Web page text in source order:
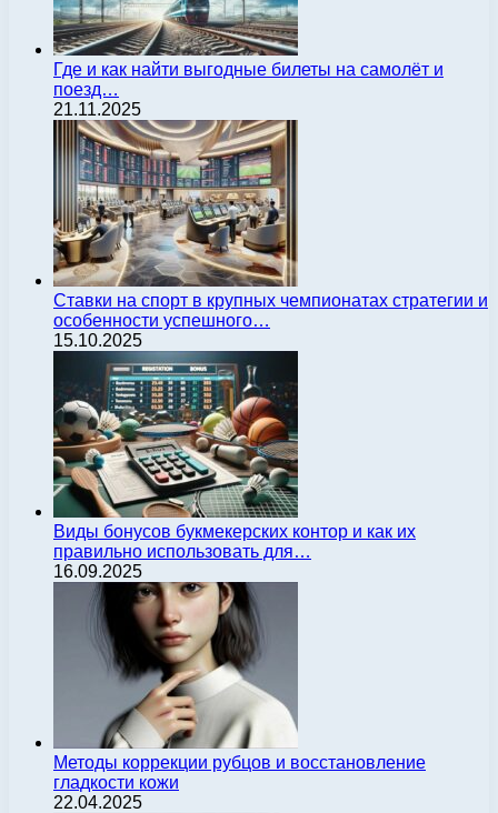
Где и как найти выгодные билеты на самолёт и
поезд…
21.11.2025
Ставки на спорт в крупных чемпионатах стратегии и
особенности успешного…
15.10.2025
Виды бонусов букмекерских контор и как их
правильно использовать для…
16.09.2025
Методы коррекции рубцов и восстановление
гладкости кожи
22.04.2025